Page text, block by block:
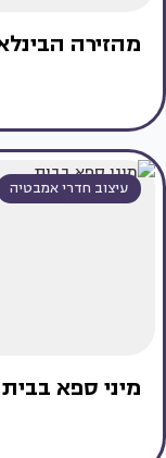
מהזירה
עיצוב חדרי אמבטיה
מיני ספא בבית